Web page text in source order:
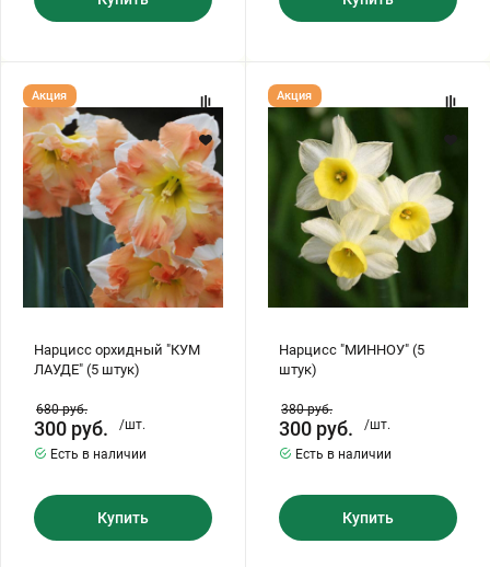
Нарцисс
орхидный
"КУМ
ЛАУДЕ"
(5
штук)
Нарцисс орхидный "КУМ
ЛАУДЕ" (5 штук)
Акция
680руб.
300 руб.
/шт.
Есть в наличии
Купить
Нарцисс
"МИННОУ"
(5
штук)
Нарцисс "МИННОУ" (5
штук)
Акция
380руб.
300 руб.
/шт.
Есть в наличии
Купить